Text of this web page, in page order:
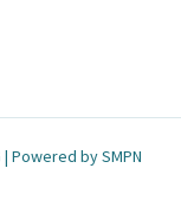
| Powered by SMPN